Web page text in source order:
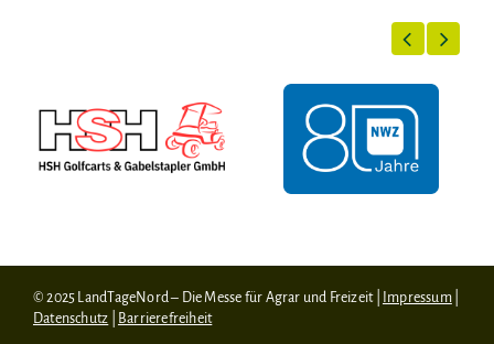
© 2025 LandTageNord – Die Messe für Agrar und Freizeit | Impressum|
Datenschutz
Barrierefreiheit